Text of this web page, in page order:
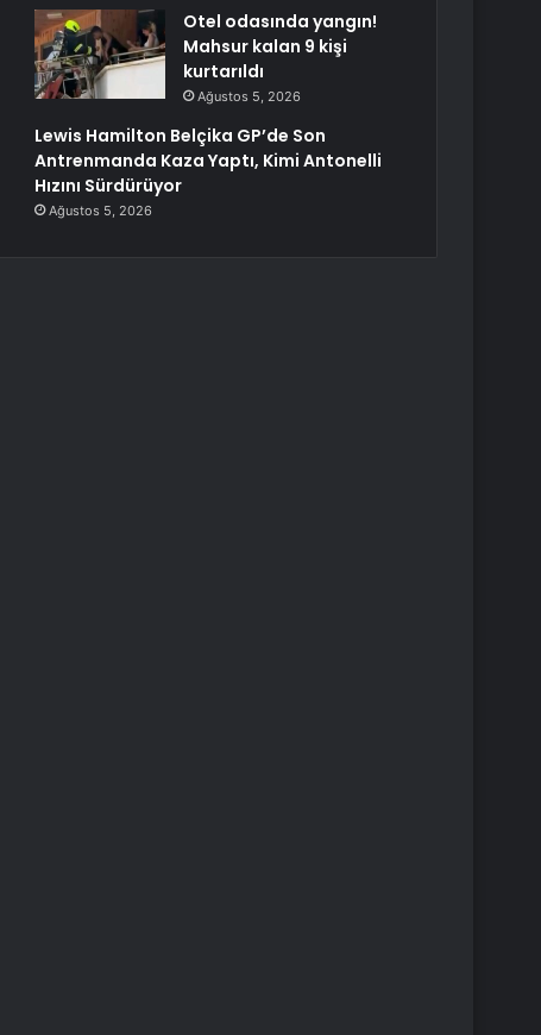
Otel odasında yangın!
Mahsur kalan 9 kişi
kurtarıldı
Ağustos 5, 2026
Lewis Hamilton Belçika GP’de Son
Antrenmanda Kaza Yaptı, Kimi Antonelli
Hızını Sürdürüyor
Ağustos 5, 2026